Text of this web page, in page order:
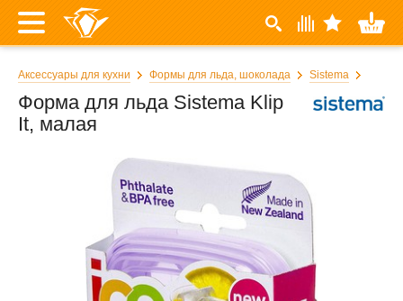
Аксессуары для кухни Формы для льда, шоколада Sistema
Форма для льда Sistema Klip
It, малая